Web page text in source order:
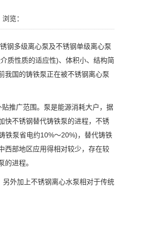
浏览：
钢多级离心泵及不锈钢单级离心泵
质性质的适应性)、体积小、结构简
我国的铸铁泵正在被不锈钢离心泵
推广范围。泵是能源消耗大户，据
快不锈钢替代铸铁泵的进程，不锈
铁泵省电约10%～20%)，替代铸铁
西部地区应用得相对较少，存在较
进程。
外加上不锈钢离心水泵相对于传统